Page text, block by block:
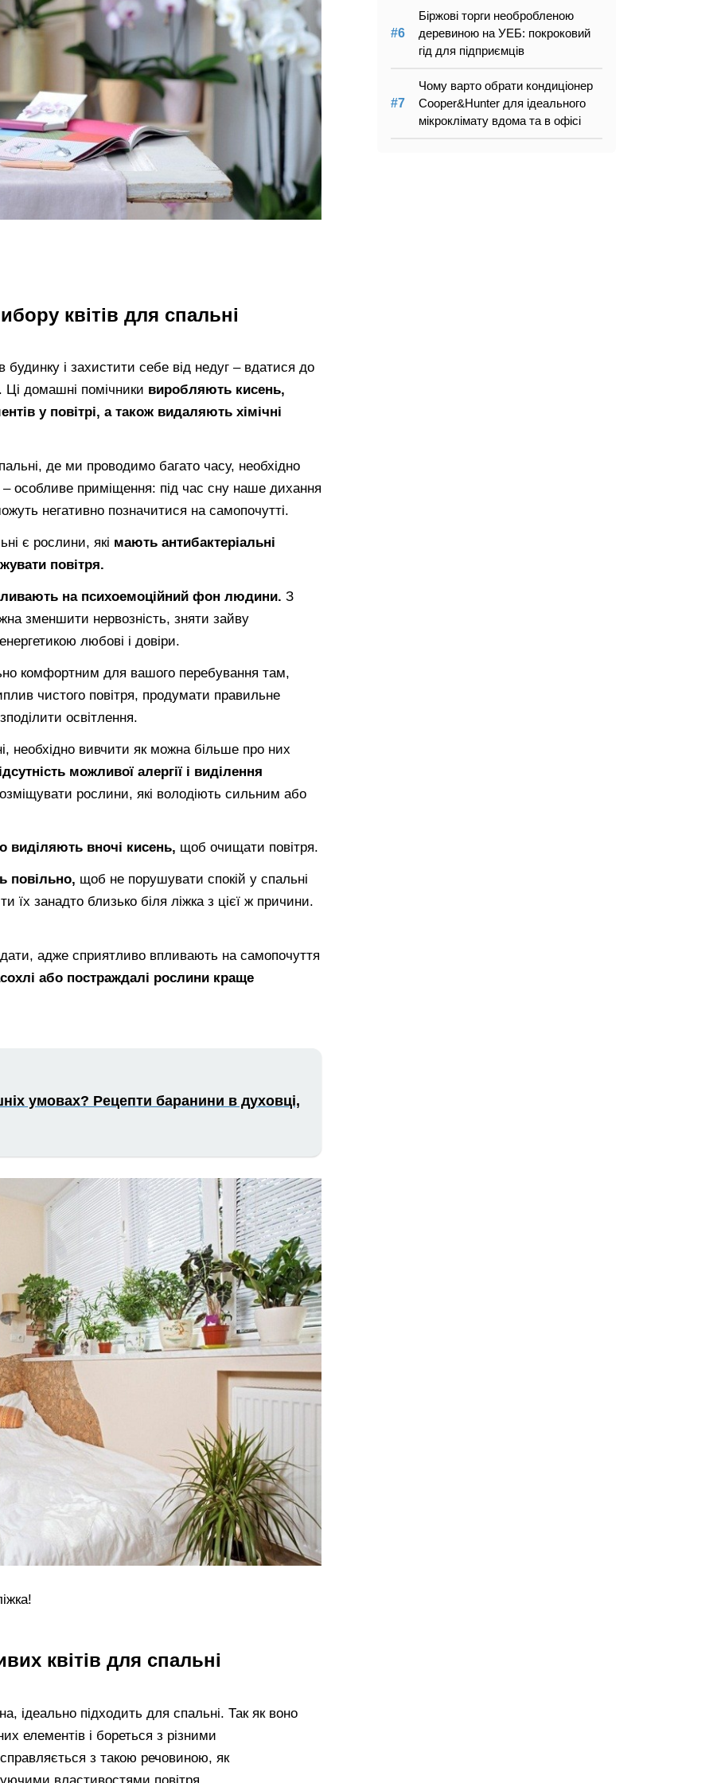
квітів для спальні
і захистити себе від недуг – вдатися до
Ці домашні помічники виробляють кисень,
у повітрі, а також видаляють хімічні
де ми проводимо багато часу, необхідно
особливе приміщення: під час сну наше дихання
негативно позначитися на самопочутті.
є рослини, які мають антибактеріальні
повітря.
на психоемоційний фон людини. З
зменшити нервозність, зняти зайву
любові і довіри.
комфортним для вашого перебування там,
чистого повітря, продумати правильне
освітлення.
необхідно вивчити як можна більше про них
можливої алергії і виділення
рослини, які володіють сильним або
виділяють вночі кисень, щоб очищати повітря.
повільно, щоб не порушувати спокій у спальні
їх занадто близько біля ліжка з цієї ж причини.
адже сприятливо впливають на самопочуття
або постраждалі рослини краще
умовах? Рецепти баранини в духовці,
квітів для спальні
ідеально підходить для спальні. Так як воно
елементів і бореться з різними
справляється з такою речовиною, як
властивостями повітря.
Біржові торги необробленою
деревиною на УЕБ: покроковий
гід для підприємців
Чому варто обрати кондиціонер
Cooper&Hunter для ідеального
мікроклімату вдома та в офісі